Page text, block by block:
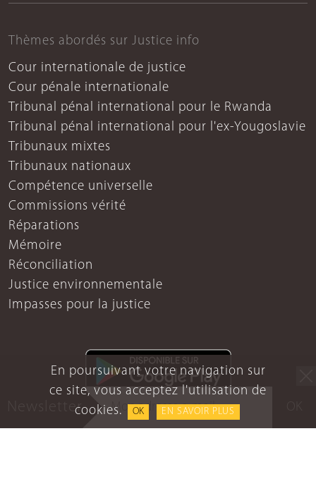
En poursuivant votre navigation sur
ce site, vous acceptez l'utilisation de
cookies.
OK EN SAVOIR PLUS
Thèmes abordés sur Justice info
Cour internationale de justice
Cour pénale internationale
Tribunal pénal international pour le Rwanda
Tribunal pénal international pour l'ex-Yougoslavie
Tribunaux mixtes
Tribunaux nationaux
Compétence universelle
Commissions vérité
Réparations
Mémoire
Réconciliation
Justice environnementale
Impasses pour la justice
Mentions légales
Newsletter